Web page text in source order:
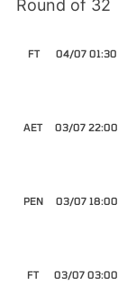
Round of 32
04/07 01:30
FT
03/07 22:00
AET
03/07 18:00
PEN
03/07 03:00
FT